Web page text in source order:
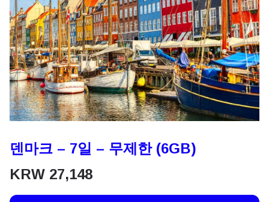
덴마크 – 7일 – 무제한 (6GB)
KRW 27,148